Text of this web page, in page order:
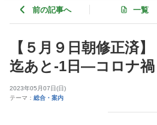
前の記事へ 一覧
【５月９日朝修正済
迄あと-1日―コロナ禍
2023年05月07日(日)
テーマ： 総合・案内